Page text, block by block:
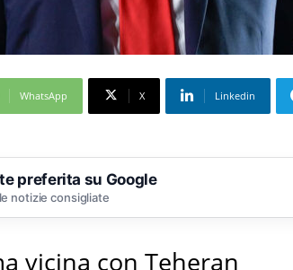
WhatsApp X Linkedin
preferita su Google
notizie consigliate
vicina con Teheran